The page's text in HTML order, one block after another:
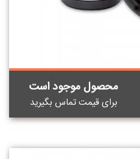
محصول موجود است
برای قيمت تماس بگيريد